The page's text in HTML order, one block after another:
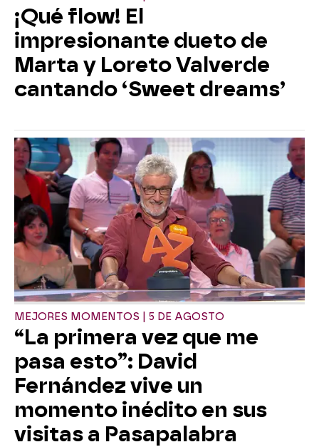
¡Qué flow! El
impresionante dueto de
Marta y Loreto Valverde
cantando ‘Sweet dreams’
MEJORES MOMENTOS | 5 DE AGOSTO
“La primera vez que me
pasa esto”: David
Fernández vive un
momento inédito en sus
visitas a Pasapalabra